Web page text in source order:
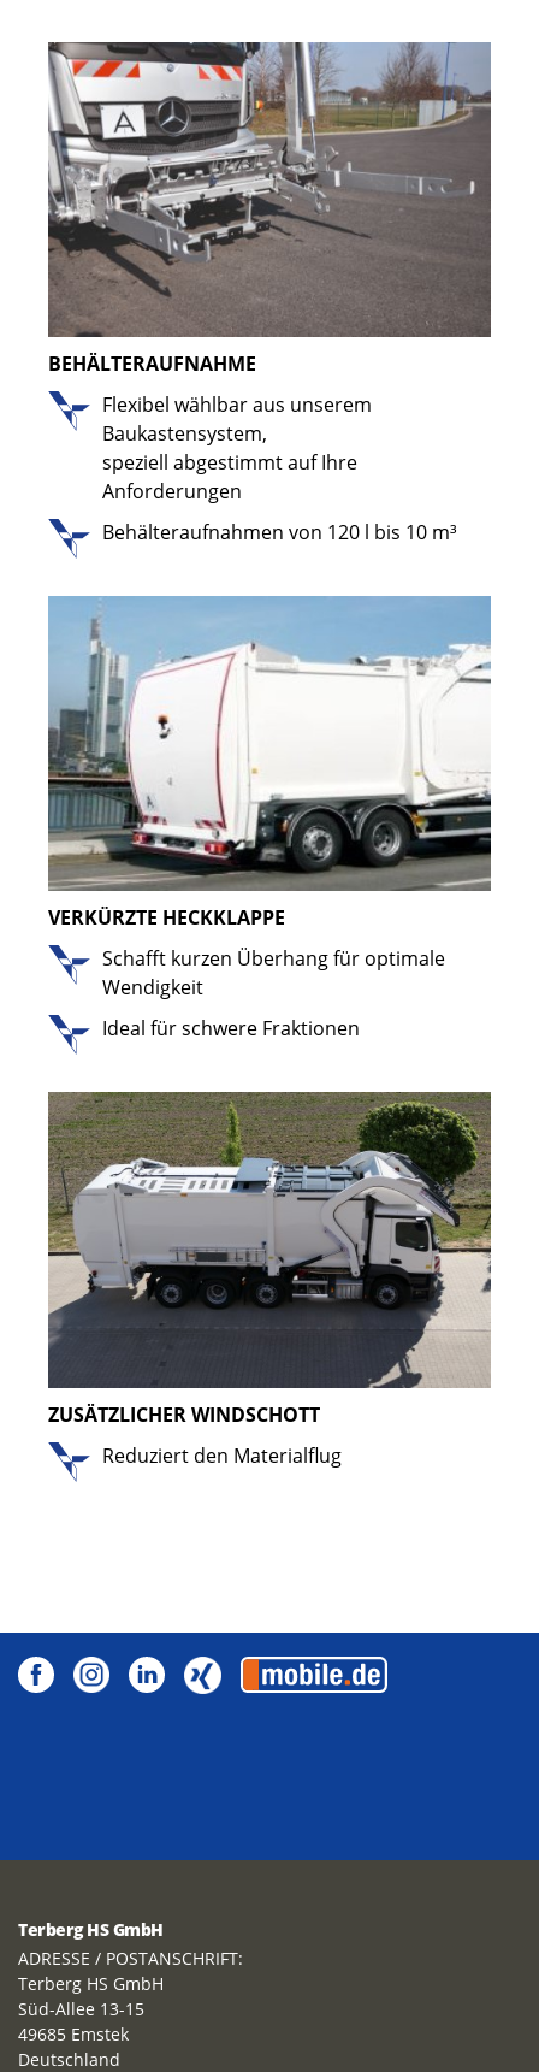
BEHÄLTERAUFNAHME
Flexibel wählbar aus unserem
Baukastensystem,
speziell abgestimmt auf Ihre
Anforderungen
Behälteraufnahmen von 120 l bis 10 m³
VERKÜRZTE HECKKLAPPE
Schafft kurzen Überhang für optimale
Wendigkeit
Ideal für schwere Fraktionen
ZUSÄTZLICHER WINDSCHOTT
Reduziert den Materialflug
Terberg HS GmbH
ADRESSE / POSTANSCHRIFT:
Terberg HS GmbH
Süd-Allee 13-15
49685 Emstek
Deutschland